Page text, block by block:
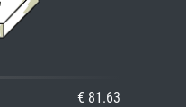
€ 81.63